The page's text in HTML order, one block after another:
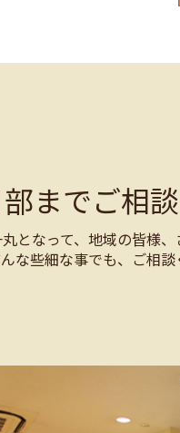
までご相談
となって、地域の皆様
な些細な事でも、ご相談